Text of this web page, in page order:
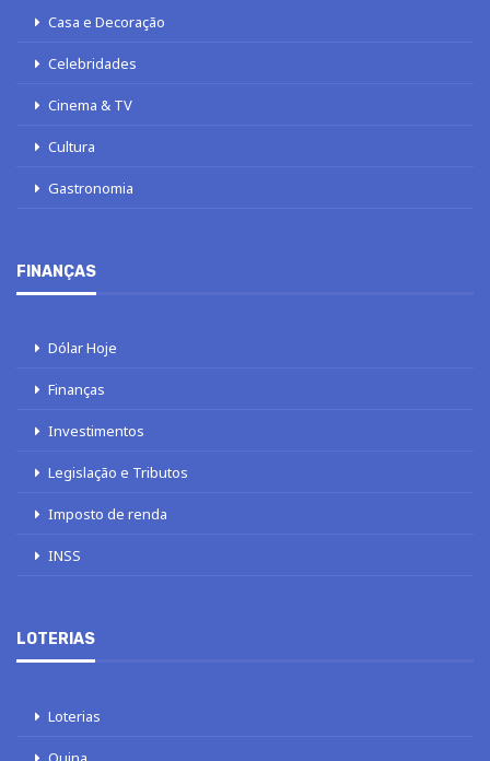
Casa e Decoração
Celebridades
Cinema & TV
Cultura
Gastronomia
FINANÇAS
Dólar Hoje
Finanças
Investimentos
Legislação e Tributos
Imposto de renda
INSS
LOTERIAS
Loterias